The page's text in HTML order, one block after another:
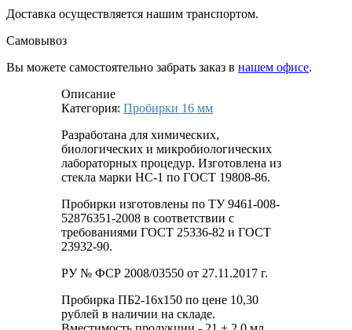
Доставка осуществляется нашим транспортом.
Самовывоз
Вы можете самостоятельно забрать заказ в нашем офисе.
Описание
Категория: Пробирки 16 мм
Разработана для химических,
биологических и микробиологических
лабораторных процедур. Изготовлена из
стекла марки НС-1 по ГОСТ 19808-86.
Пробирки изготовлены по ТУ 9461-008-
52876351-2008 в соответствии с
требованиями ГОСТ 25336-82 и ГОСТ
23932-90.
РУ № ФСР 2008/03550 от 27.11.2017 г.
Пробирка ПБ2-16х150 по цене 10,30
рублей в наличии на складе.